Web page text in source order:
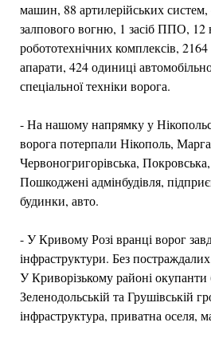
машин, 88 артилерійських систем,
залпового вогню, 1 засіб ППО, 12
робототехнічних комплексів, 2164
апарати, 424 одиниці
спеціальної техніки ворога.
- На нашому напрямку у
ворога потерпали Нікополь,
Червоногригорівська,
Пошкоджені адмінбудівля,
будинки, авто.
- У Кривому Розі вранці ворог
інфраструктури. Без
У Криворізькому районі
Зеленодольській та Грушівській
інфраструктура, приватна оселя,